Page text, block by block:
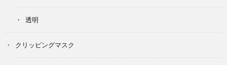
透明
クリッピングマスク